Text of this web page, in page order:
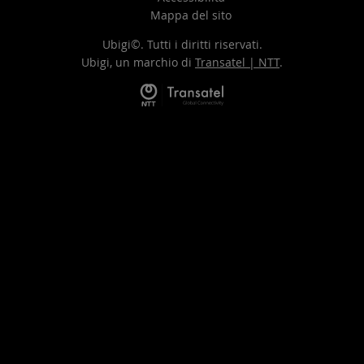
Mappa del sito
Ubigi©. Tutti i diritti riservati.
Ubigi, un marchio di Transatel | NTT.